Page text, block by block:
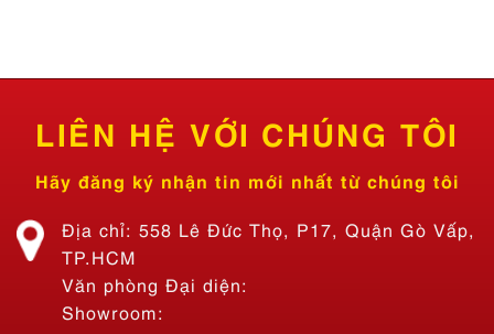
LIÊN HỆ VỚI CHÚNG TÔI
Hãy đăng ký nhận tin mới nhất từ chúng tôi
Địa chỉ: 558 Lê Đức Thọ, P17, Quận Gò Vấp,
TP.HCM
Văn phòng Đại diện:
Showroom: